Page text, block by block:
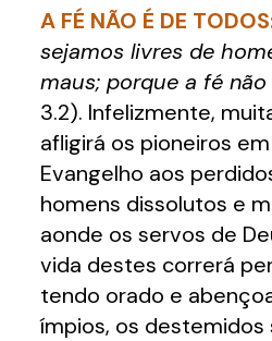
A FÉ NÃO É DE
sejamos livres de
maus; porque a fé
3.2). Infelizmente,
afligirá os pioneiros
Evangelho aos
homens dissolutos e
aonde os servos de
vida destes correrá
tendo orado e
ímpios, os